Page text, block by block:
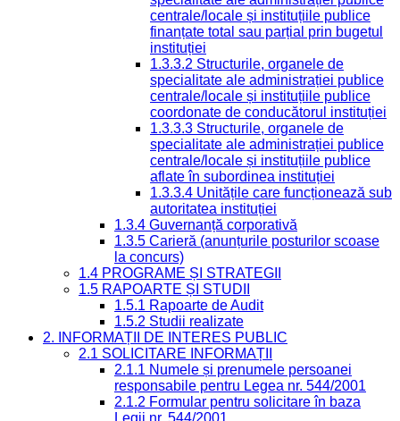
centrale/locale și instituțiile publice
finanțate total sau parțial prin bugetul
instituției
1.3.3.2 Structurile, organele de
specialitate ale administrației publice
centrale/locale și instituțiile publice
coordonate de conducătorul instituției
1.3.3.3 Structurile, organele de
specialitate ale administrației publice
centrale/locale și instituțiile publice
aflate în subordinea instituției
1.3.3.4 Unitățile care funcționează sub
autoritatea instituției
1.3.4 Guvernanță corporativă
1.3.5 Carieră (anunțurile posturilor scoase
la concurs)
1.4 PROGRAME ȘI STRATEGII
1.5 RAPOARTE ȘI STUDII
1.5.1 Rapoarte de Audit
1.5.2 Studii realizate
2. INFORMAȚII DE INTERES PUBLIC
2.1 SOLICITARE INFORMAȚII
2.1.1 Numele și prenumele persoanei
responsabile pentru Legea nr. 544/2001
2.1.2 Formular pentru solicitare în baza
Legii nr. 544/2001